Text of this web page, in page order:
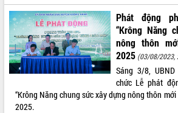
Phát động
“Krông Năng
nông thôn
2025 (03/08/2023,
Sáng 3/8,
chức Lễ phát
“Krông Năng chung sức xây dựng nông thôn
2025.